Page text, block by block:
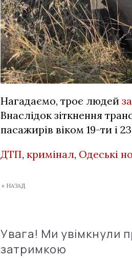
Нагадаємо, троє людей
Внаслідок зіткнення
пасажирів віком 19-ти і
ДТП, кримінал, Одеські
« НАЗАД
Увага! Ми увімкнули
затримкою